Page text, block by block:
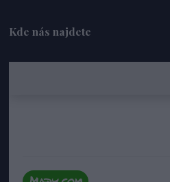
Kde nás najdete